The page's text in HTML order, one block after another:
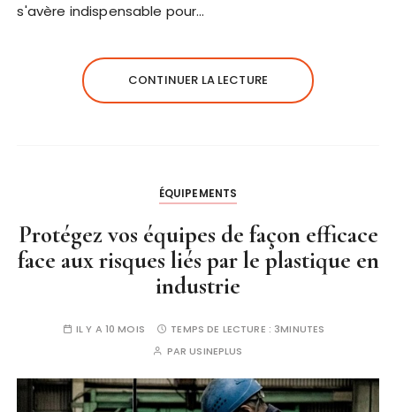
s'avère indispensable pour…
CONTINUER LA LECTURE
ÉQUIPEMENTS
Protégez vos équipes de façon efficace
face aux risques liés par le plastique en
industrie
IL Y A 10 MOIS TEMPS DE LECTURE : 3MINUTES
PARUSINEPLUS